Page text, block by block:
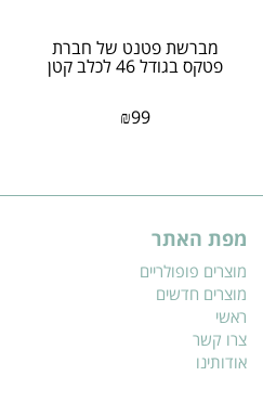
מברשת פטנט של חברת
פטקס בגודל 46 לכלב קטן
₪99
מפת האתר
מוצרים פופולריים
מוצרים חדשים
ראשי
צרו קשר
אודותינו